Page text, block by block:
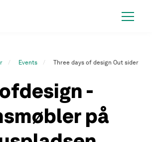
Events Three days of design Out sider
-
på